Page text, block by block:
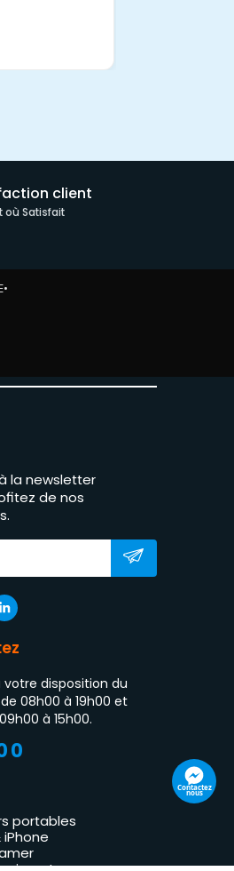
client
où Satisfait
•
la newsletter
de nos
disposition du
08h00 à 19h00 et
à 15h00.
portables
Contactez
nous